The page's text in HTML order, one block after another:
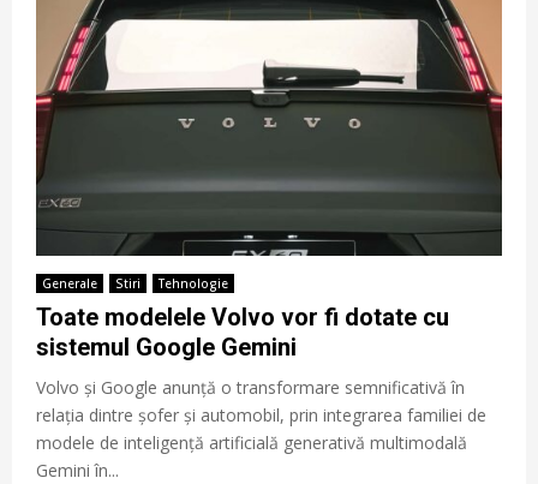
Generale Stiri Tehnologie
Toate modelele Volvo vor fi dotate cu
sistemul Google Gemini
Volvo și Google anunță o transformare semnificativă în
relația dintre șofer și automobil, prin integrarea familiei de
modele de inteligență artificială generativă multimodală
Gemini în...